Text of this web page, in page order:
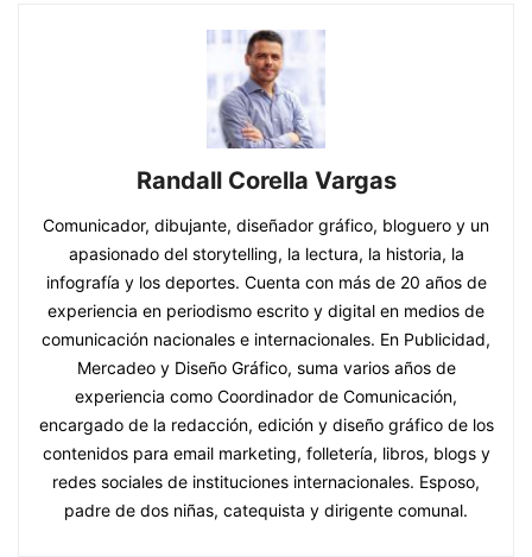
Randall Corella Vargas
Comunicador, dibujante, diseñador gráfico, bloguero y un
apasionado del storytelling, la lectura, la historia, la
infografía y los deportes. Cuenta con más de 20 años de
experiencia en periodismo escrito y digital en medios de
comunicación nacionales e internacionales. En Publicidad,
Mercadeo y Diseño Gráfico, suma varios años de
experiencia como Coordinador de Comunicación,
encargado de la redacción, edición y diseño gráfico de los
contenidos para email marketing, folletería, libros, blogs y
redes sociales de instituciones internacionales. Esposo,
padre de dos niñas, catequista y dirigente comunal.